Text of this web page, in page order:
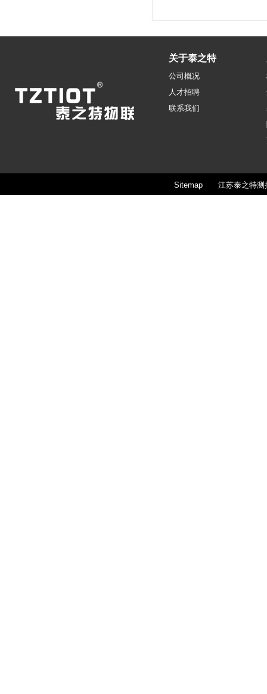
关于泰之特
公司概况
人才招聘
联系我们
Sitemap 江苏泰之特测